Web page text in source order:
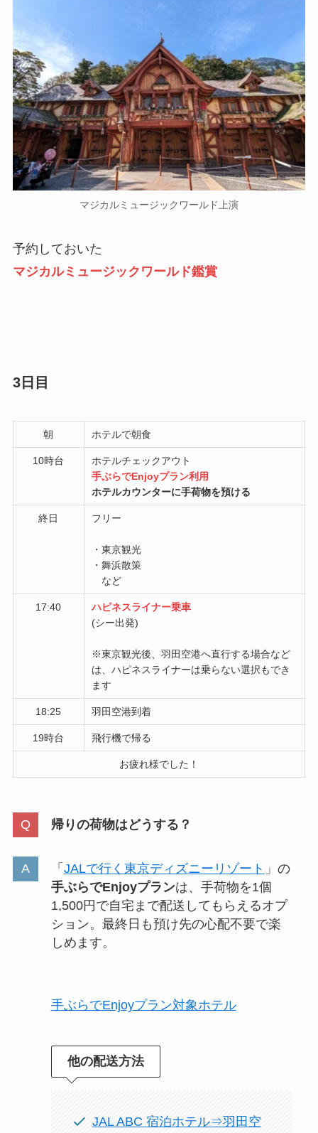
マジカルミュージックワールド上演
予約しておいた
マジカルミュージックワールド鑑賞
3日目
朝 ホテルで朝食
10時台
ホテルチェックアウト
手ぶらでEnjoyプラン利用
ホテルカウンターに手荷物を預ける
終日 フリー
・東京観光
・舞浜散策
など
17:40
ハピネスライナー乗車
(シー出発)
※東京観光後、羽田空港へ直行する場合など
は、ハピネスライナーは乗らない選択もでき
ます
18:25 羽田空港到着
19時台 飛行機で帰る
お疲れ様でした！
帰りの荷物はどうする？
「 JALで行く東京ディズニーリゾート 」の
手ぶらでEnjoyプランは、手荷物を1個
1,500円で自宅まで配送してもらえるオプ
ション。最終日も預け先の心配不要で楽
しめます。
手ぶらでEnjoyプラン対象ホテル
他の配送方法
JAL ABC 宿泊ホテル⇒羽田空